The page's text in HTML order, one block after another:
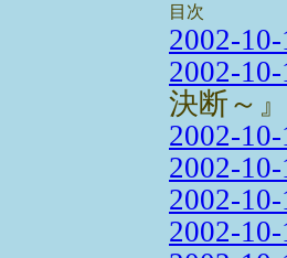
目次
2002-10-
2002-10-
決断～』
2002-10-
2002-10-
2002-10-
2002-10-